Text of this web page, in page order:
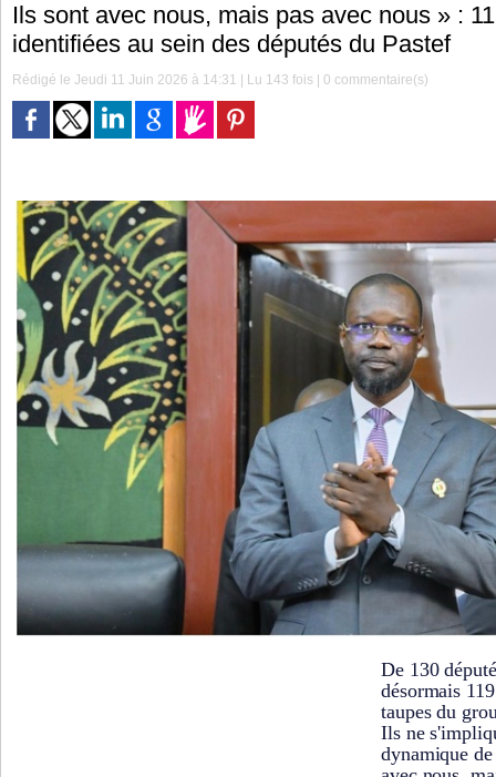
Ils sont avec nous, mais pas avec nous » :
identifiées au sein des députés du Pastef
Rédigé le Jeudi 11 Juin 2026 à 14:31 | Lu 143 fois |0 commentaire(s)
De 130
désormais
taupes du
Ils ne
dynamique